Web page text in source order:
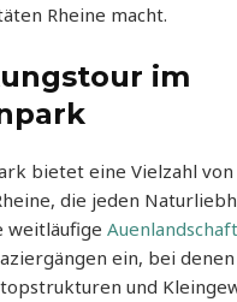
Rheine macht.
im
bietet eine Vielzahl
die jeden
weitläufigeAuenlandschaft
ein, bei
und